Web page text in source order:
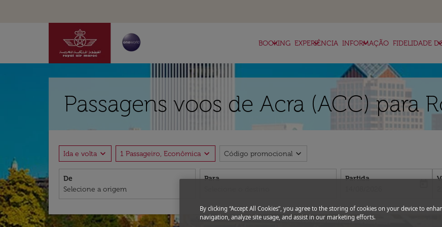
BOOKING
keyboard_arrow_down EXPERIÊNCIA
keyboard_arrow_down INFORMAÇÃO
keyboard_arrow_down FIDELIDADE
Passagens voos de Acra (ACC) para
Ida e volta expand_more 1 Passageiro, Econômica expand_more Código promocional expand_more
De Para
Partida
By clicking “Accept All Cookies”, you agree to the storing of cookies on your device to
navigation, analyze site usage, and assist in our marketing efforts.